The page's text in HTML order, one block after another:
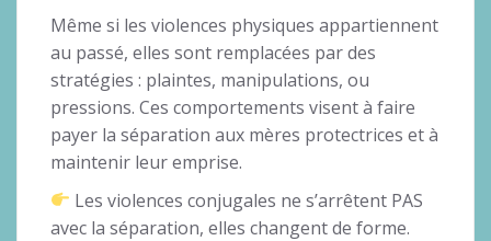
Même si les violences physiques appartiennent
au passé, elles sont remplacées par des
stratégies : plaintes, manipulations, ou
pressions. Ces comportements visent à faire
payer la séparation aux mères protectrices et à
maintenir leur emprise.
Les violences conjugales ne s’arrêtent PAS
avec la séparation, elles changent de forme.